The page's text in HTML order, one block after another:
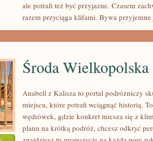
ale potrafi też być przyjazne. Czasem
razem przyciąga klifami. Bywa
Środa Wielkopolska
Anabell z Kalisza to portal podróżniczy
miejscu, które potrafi wciągnąć historią.
wędrówek, gdzie konkret miesza się z
planu na krótką podróż, chcesz odkryć